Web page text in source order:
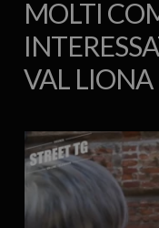
MOLTI
VAL LIONA